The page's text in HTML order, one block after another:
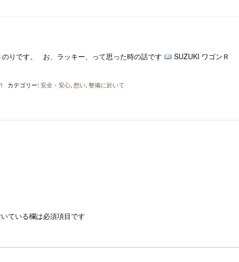
りです。 お、ラッキー、って思った時の話です
SUZUKI ワゴンＲ
カテゴリー:安全・安心, 想い, 整備に於いて
ている欄は必須項目です